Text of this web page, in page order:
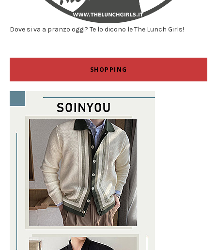
Dove si va a pranzo oggi? Te lo dicono le The Lunch Girls!
SHOPPING